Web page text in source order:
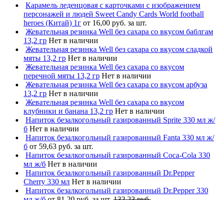
Карамель леденцовая с карточками с изображением
персонажей и людей Sweet Candy Cards World football
heroes (Китай) 1г от 16,00 руб. за шт.
Жевательная резинка Well без сахара со вкусом баблгам
13,2 гр Нет в наличии
Жевательная резинка Well без сахара со вкусом сладкой
мяты 13,2 гр Нет в наличии
Жевательная резинка Well без сахара со вкусом
перечной мяты 13,2 гр Нет в наличии
Жевательная резинка Well без сахара со вкусом арбуза
13,2 гр Нет в наличии
Жевательная резинка Well без сахара со вкусом
клубники и банана 13,2 гр Нет в наличии
Напиток безалкогольный газированный Sprite 330 мл ж/
б Нет в наличии
Напиток безалкогольный газированный Fanta 330 мл ж/
б от 59,63 руб. за шт.
Напиток безалкогольный газированный Coca-Cola 330
мл ж/б Нет в наличии
Напиток безалкогольный газированный Dr.Pepper
Cherry 330 мл Нет в наличии
Напиток безалкогольный газированный Dr.Pepper 330